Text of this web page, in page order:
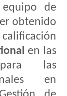
de
obtenido
en las
las
en